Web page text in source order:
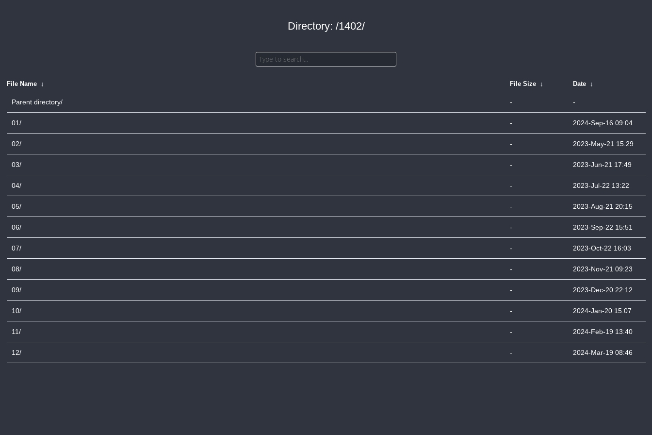
Directory: /1402/
File Name ↓ File Size ↓ Date ↓
Parent directory/ - -
01/ - 2024-Sep-16 09:04
02/ - 2023-May-21 15:29
03/ - 2023-Jun-21 17:49
04/ - 2023-Jul-22 13:22
05/ - 2023-Aug-21 20:15
06/ - 2023-Sep-22 15:51
07/ - 2023-Oct-22 16:03
08/ - 2023-Nov-21 09:23
09/ - 2023-Dec-20 22:12
10/ - 2024-Jan-20 15:07
11/ - 2024-Feb-19 13:40
12/ - 2024-Mar-19 08:46